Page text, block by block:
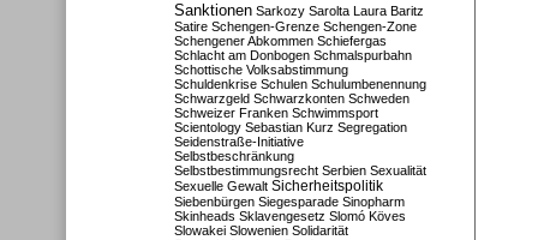
Sanktionen Sarkozy Sarolta Laura Baritz
Satire Schengen-Grenze Schengen-Zone
Schengener Abkommen Schiefergas
Schlacht am Donbogen Schmalspurbahn
Schottische Volksabstimmung
Schuldenkrise Schulen Schulumbenennung
Schwarzgeld Schwarzkonten Schweden
Schweizer Franken Schwimmsport
Scientology Sebastian Kurz Segregation
Seidenstraße-Initiative
Selbstbeschränkung
Selbstbestimmungsrecht Serbien Sexualität
Sexuelle Gewalt Sicherheitspolitik
Siebenbürgen Siegesparade Sinopharm
Skinheads Sklavengesetz Slomó Köves
Slowakei Slowenien Solidarität